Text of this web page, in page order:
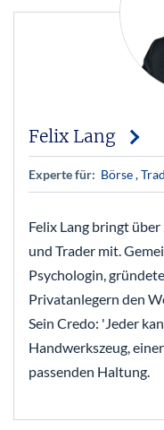
Felix Lang
Experte für: Börse,
Felix Lang bringt
und Trader mit.
Psychologin,
Privatanlegern den
Sein Credo: 'Jeder
Handwerkszeug,
passenden Haltung.